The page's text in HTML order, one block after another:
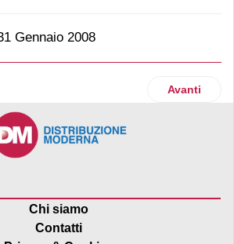
Gennaio 2008
Benessere e gusto nell’offerta di Cis
Articolo
Avanti
Chi siamo
Contatti